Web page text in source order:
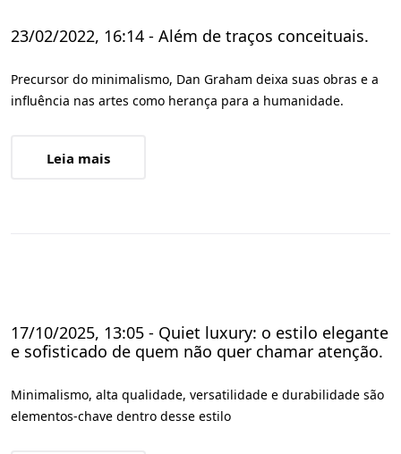
23/02/2022, 16:14 - Além de traços conceituais.
Precursor do minimalismo, Dan Graham deixa suas obras e a
influência nas artes como herança para a humanidade.
Leia mais
17/10/2025, 13:05 - Quiet luxury: o estilo elegante
e sofisticado de quem não quer chamar atenção.
Minimalismo, alta qualidade, versatilidade e durabilidade são
elementos-chave dentro desse estilo